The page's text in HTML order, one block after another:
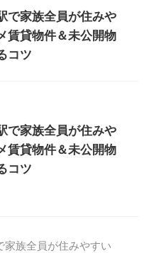
で家族全員が住みや
賃貸物件＆未公開物
コツ
で家族全員が住みや
賃貸物件＆未公開物
コツ
家族全員が住みやすい